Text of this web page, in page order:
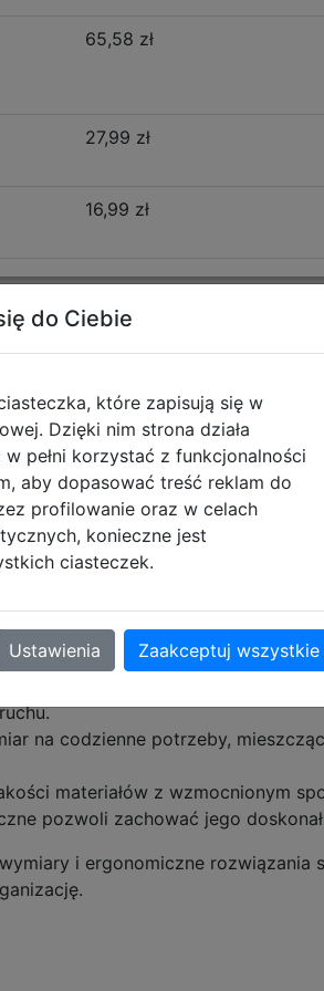
65,58 zł
27,99 zł
16,99 zł
produktu
i wygody, stworzone z myślą
15" sprawdzi się doskonale w
wszystko, czego
porządek wśród drobiazgów,
zapewniają wygodę nawet
a wyściełana rączka
na codzienne potrzeby,
materiałów z wzmocnionym
pozwoli zachować jego
i ergonomiczne rozwiązania
do Ciebie
które zapisują się w
Dzięki nim strona działa
pełni korzystać z funkcjonalności
aby dopasować treść reklam do
profilowanie oraz w celach
konieczne jest
ciasteczek.
Ustawienia Zaakceptuj wszystkie